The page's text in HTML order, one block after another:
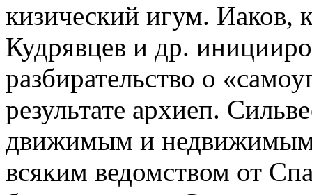
кизический игум. Иаков,
Кудрявцев и др.
разбирательство о
результате архиеп.
движимым и недвижимым
всяким ведомством от